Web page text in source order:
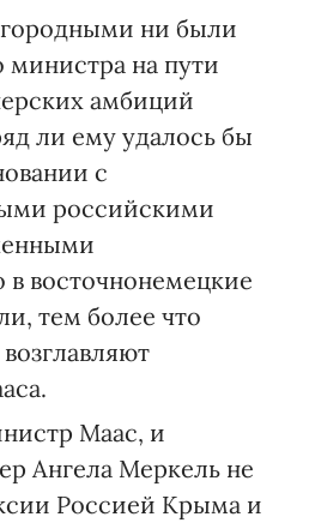
ни были
министра на пути
амбиций
ли ему удалось бы
с
российскими
восточнонемецкие
тем более что
Маас, и
Ангела Меркель не
Россией Крыма и